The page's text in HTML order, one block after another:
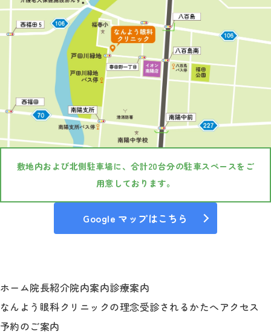
敷地内および北側駐車場に、合計20台分の駐車スペースをご
用意しております。
Google マップはこちら
ホーム院長紹介院内案内診療案内
なんよう眼科クリニックの理念受診されるかたへアクセス
予約のご案内